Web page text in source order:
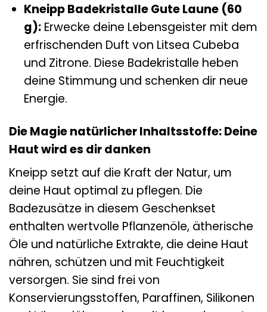
Kneipp Badekristalle Gute Laune (60
g):Erwecke deine Lebensgeister mit dem
erfrischenden Duft von Litsea Cubeba
und Zitrone. Diese Badekristalle heben
deine Stimmung und schenken dir neue
Energie.
Die Magie natürlicher Inhaltsstoffe: Deine
Haut wird es dir danken
Kneipp setzt auf die Kraft der Natur, um
deine Haut optimal zu pflegen. Die
Badezusätze in diesem Geschenkset
enthalten wertvolle Pflanzenöle, ätherische
Öle und natürliche Extrakte, die deine Haut
nähren, schützen und mit Feuchtigkeit
versorgen. Sie sind frei von
Konservierungsstoffen, Paraffinen, Silikonen